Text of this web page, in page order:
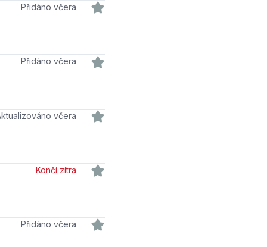
Přidáno včera
Přidáno včera
Aktualizováno včera
Končí zítra
Přidáno včera